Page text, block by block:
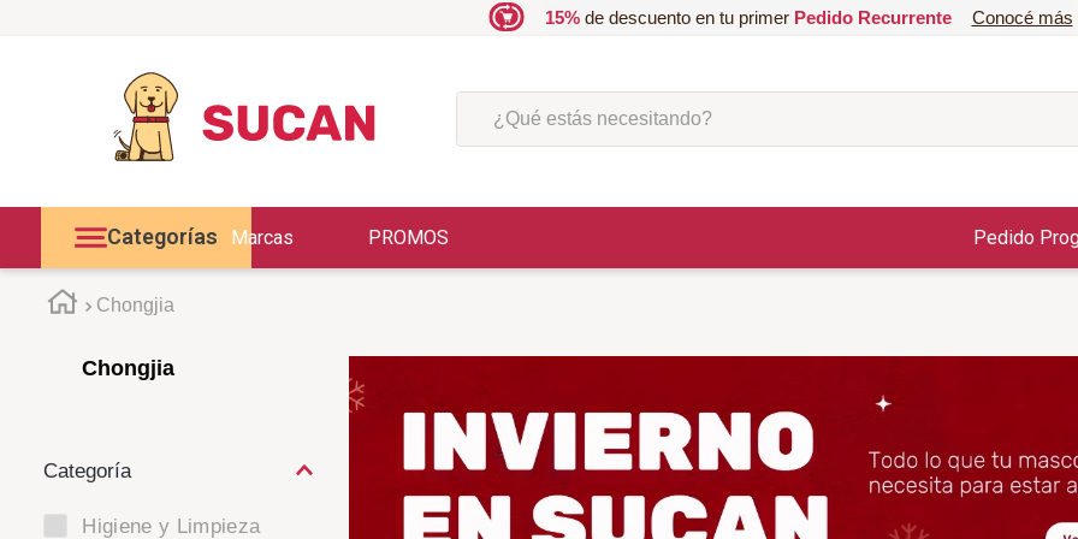
15%de descuento en tu primer Pedido Recurrente Conocé más
¿Qué estás necesitando?
Categorías Marcas PROMOS Pedido
Chongjia
Chongjia
Higiene y Limpieza